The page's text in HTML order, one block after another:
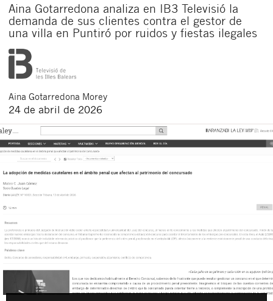
Aina Gotarredona analiza en IB3 Televisió la
demanda de sus clientes contra el gestor de
una villa en Puntiró por ruidos y fiestas ilegales
Aina Gotarredona Morey
24 de abril de 2026